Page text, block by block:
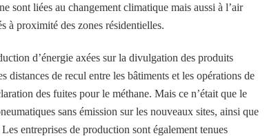
sont liées au changement climatique mais aussi à l’air
à proximité des zones résidentielles.
d’énergie axées sur la divulgation des produits
distances de recul entre les bâtiments et les opérations de
des fuites pour le méthane. Mais ce n’était que le
sans émission sur les nouveaux sites, ainsi que
entreprises de production sont également tenues